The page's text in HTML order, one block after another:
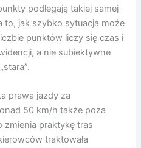
podlegają takiej samej
to, jak szybko sytuacja może
punktów liczy się czas i
a nie subiektywne
prawa jazdy za
50 km/h także poza
zmienia praktykę tras
traktowała